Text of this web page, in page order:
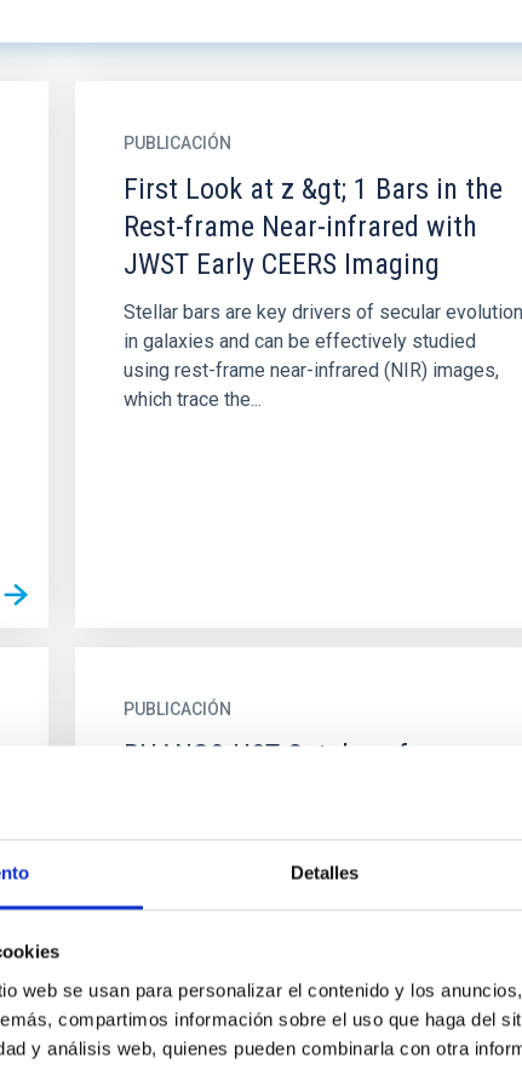
Detalles
web se usan para personalizar el contenido y los
compartimos información sobre el uso que haga del
y análisis web, quienes pueden combinarla con otra
PUBLICACIÓN
First Look at z &gt; 1 Bars in the
Rest-frame Near-infrared with
JWST Early CEERS Imaging
Stellar bars are key drivers of secular evolution
in galaxies and can be effectively studied
using rest-frame near-infrared (NIR) images,
which trace the...
PUBLICACIÓN
PHANGS-HST Catalogs for
Compact Associations in 38
Galaxies. II. Physical Properties
from Decision-tree-based
NUV-U-B-V-I Photometry with
Categorical Priors Set by Hα
Emission, Cluster Mor